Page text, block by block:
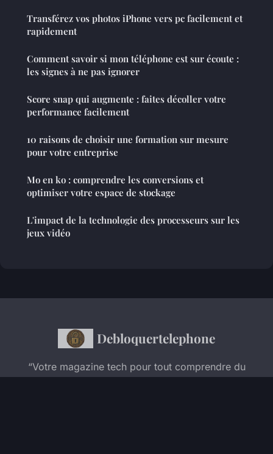
Transférez vos photos iPhone vers pc facilement et
rapidement
Comment savoir si mon téléphone est sur écoute :
les signes à ne pas ignorer
Score snap qui augmente : faites décoller votre
performance facilement
10 raisons de choisir une formation sur mesure
pour votre entreprise
Mo en ko : comprendre les conversions et
optimiser votre espace de stockage
L'impact de la technologie des processeurs sur les
jeux vidéo
Debloquertelephone
“Votre magazine tech pour tout comprendre du